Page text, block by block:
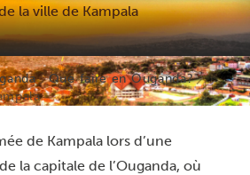
la ville de Kampala
Que faire en Ouganda?
de Kampala lors d’une
la capitale de l’Ouganda, où